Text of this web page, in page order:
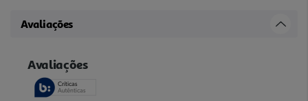
Avaliações